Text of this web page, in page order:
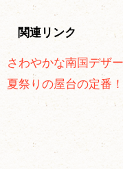
関連リンク
さわやかな南国デザ
夏祭りの屋台の定番